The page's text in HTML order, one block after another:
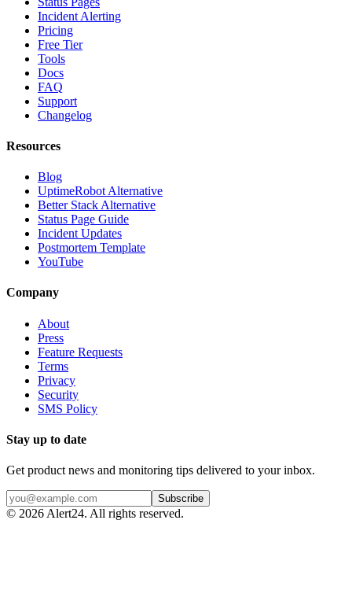
Incident Alerting
Pricing
Free Tier
Tools
Docs
FAQ
Support
Changelog
Resources
Blog
UptimeRobot Alternative
Better Stack Alternative
Status Page Guide
Incident Updates
Postmortem Template
YouTube
Company
About
Press
Feature Requests
Terms
Privacy
Security
SMS Policy
Stay up to date
Get product news and monitoring tips delivered to your inbox.
Subscribe
© 2026 Alert24. All rights reserved.